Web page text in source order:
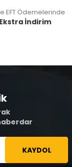
EFT Ödemelerinde
İndirim
KAYDOL